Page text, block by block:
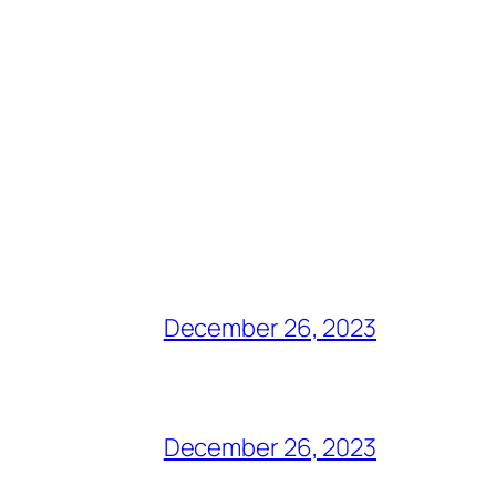
December 26, 2023
December 26, 2023